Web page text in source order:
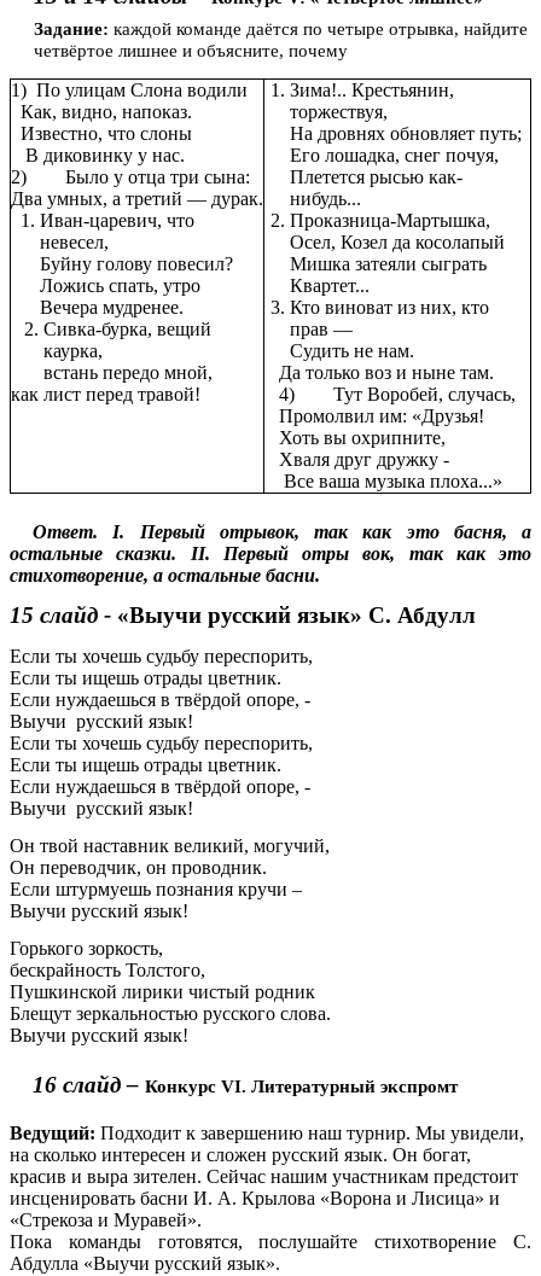
Задание: каждой команде даётся по четыре отрывка, найдите
четвёртое лишнее и объясните, почему
1) По улицам Слона водили
Как, видно, напоказ.
Известно, что слоны
В диковинку у нас.
2) Было у отца три сына:
Два умных, а третий — дурак.
Иван-царевич, что
невесел,
Буйну голову повесил?
Ложись спать, утро
Вечера мудренее.
Сивка-бурка, вещий
каурка,
встань передо мной,
как лист перед травой!
Зима!.. Крестьянин,
торжествуя,
На дровнях обновляет путь;
Его лошадка, снег почуя,
Плетется рысью как-
нибудь...
Проказница-Мартышка,
Осел, Козел да косолапый
Мишка затеяли сыграть
Квартет...
Кто виноват из них, кто
прав —
Судить не нам.
Да только воз и ныне там.
4) Тут Воробей, случась,
Промолвил им: «Друзья!
Хоть вы охрипните,
Хваля друг дружку -
Все ваша музыка плоха...»
Ответ. I. Первый отрывок, так как это басня, а
остальные сказки. II. Первый отры вок, так как это
стихотворение, а остальные басни.
15 слайд - «Выучи русский язык» С. Абдулл
Если ты хочешь судьбу переспорить,
Если ты ищешь отрады цветник.
Если нуждаешься в твёрдой опоре, -
Выучи русский язык!
Если ты хочешь судьбу переспорить,
Если ты ищешь отрады цветник.
Если нуждаешься в твёрдой опоре, -
Выучи русский язык!
Он твой наставник великий, могучий,
Он переводчик, он проводник.
Если штурмуешь познания кручи –
Выучи русский язык!
Горького зоркость,
бескрайность Толстого,
Пушкинской лирики чистый родник
Блещут зеркальностью русского слова.
Выучи русский язык!
16 слайд –Конкурс VI. Литературный экспромт
Ведущий: Подходит к завершению наш турнир. Мы увидели,
на сколько интересен и сложен русский язык. Он богат,
красив и выра зителен. Сейчас нашим участникам предстоит
инсценировать басни И. А. Крылова «Ворона и Лисица» и
«Стрекоза и Муравей».
Пока команды готовятся, послушайте стихотворение С.
Абдулла «Выучи русский язык».